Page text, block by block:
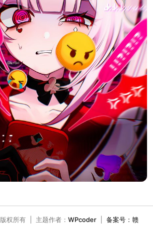
版权所有 | 主题作者： WPcoder 备案号：赣